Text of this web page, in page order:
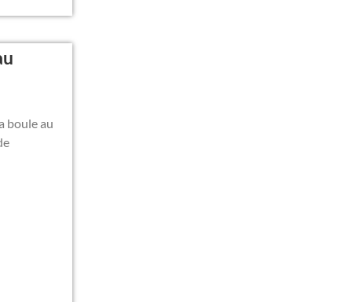
boule au